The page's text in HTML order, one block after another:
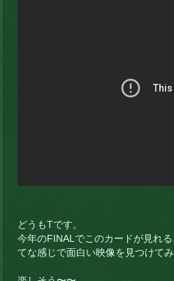
どうもTです。
今年のFINALでこのカードが見れ
てな感じで面白い映像を見つけてみ